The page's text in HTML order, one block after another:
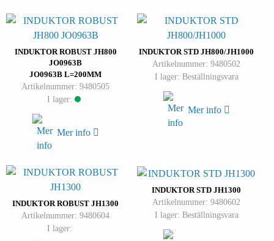
INDUKTOR ROBUST JH800
JO0963B
JO0963B L=200MM
Artikelnummer: 9480505
I lager:
Mer info
INDUKTOR STD JH800/JH1000
Artikelnummer: 9480502
I lager: Beställningsvara
Mer info
INDUKTOR ROBUST JH1300
Artikelnummer: 9480604
I lager:
INDUKTOR STD JH1300
Artikelnummer: 9480602
I lager: Beställningsvara